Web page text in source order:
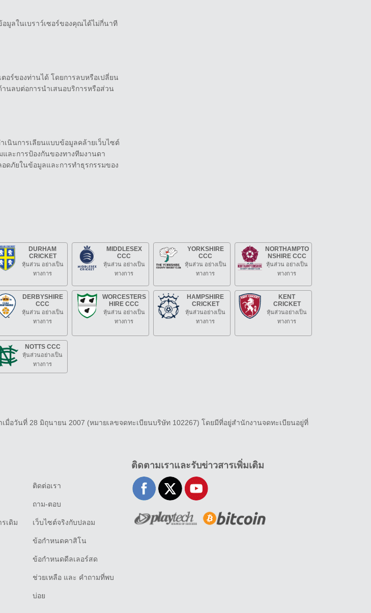
อมูลในเบราว์เซอร์ของคุณได้ไม่กี่นาที
อร์ของท่านได้ โดยการลบหรือเปลี่ยน
นลบต่อการนำเสนอบริการหรือส่วน
เนินการเลียนแบบข้อมูลคล้ายเว็บไซต์
และการป้องกันของทางทีมงานดา
ดภัยในข้อมูลและการทำธุรกรรมของ
DURHAM
CRICKET
หุ้นส่วน อย่างเป็น
ทางการ
MIDDLESEX
CCC
หุ้นส่วน อย่างเป็น
ทางการ
YORKSHIRE
CCC
หุ้นส่วน อย่างเป็น
ทางการ
NORTHAMPTO
NSHIRE CCC
หุ้นส่วน อย่างเป็น
ทางการ
DERBYSHIRE
CCC
หุ้นส่วน อย่างเป็น
ทางการ
WORCESTERS
HIRE CCC
หุ้นส่วน อย่างเป็น
ทางการ
HAMPSHIRE
CRICKET
หุ้นส่วนอย่างเป็น
ทางการ
KENT
CRICKET
หุ้นส่วนอย่างเป็น
ทางการ
NOTTS CCC
หุ้นส่วนอย่างเป็น
ทางการ
มื่อวันที่ 28 มิถุนายน 2007 (หมายเลขจดทะเบียนบริษัท 102267) โดยมีที่อยู่สำนักงานจดทะเบียนอยู่ที่
เดิม
ติดต่อเรา
ถาม-ตอบ
เว็บไซต์จริงกับปลอม
ข้อกำหนดคาสิโน
ข้อกำหนดดีลเลอร์สด
ช่วยเหลือ และ คำถามที่พบ
บ่อย
ติดตามเราและรับข่าวสารเพิ่มเติม